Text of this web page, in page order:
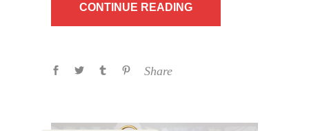
CONTINUE READING
Share